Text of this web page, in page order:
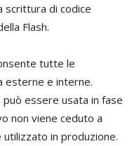
scrittura di codice
Flash.
tutte le
esterne e interne.
essere usata in fase
non viene ceduto a
in produzione.